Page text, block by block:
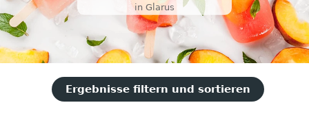
in Glarus
Ergebnisse filtern und sortieren